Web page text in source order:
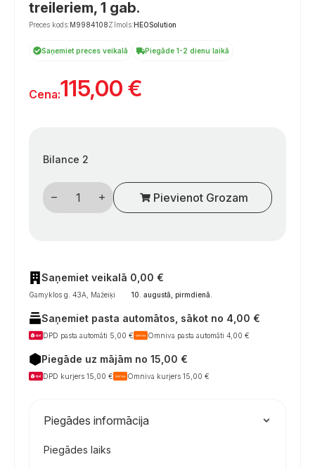
treileriem, 1 gab.
Preces kods:M9984108Zīmols:HEOSolution
Saņemiet preces veikalā Piegāde 1-2 dienu laikā
Cena:115,00 €
Bilance 2
Papildoma
balta
durų
ant
ratų,
1
daudzums
Pievienot Grozam
Saņemiet veikalā 0,00 €
Gamyklos g. 43A, Mažeiķi 10. augustā, pirmdienā
Saņemiet pasta automātos, sākot no 4,00 €
DPD pasta automāti 5,00 € Omniva pasta automāti 4,00 €
Piegāde uz mājām no 15,00 €
DPD kurjers 15,00 € Omniva kurjers 15,00 €
Piegādes informācija
Piegādes laiks